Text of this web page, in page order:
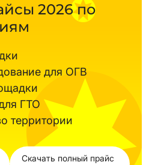
2026 по
для ОГВ
ГТО
территории
Скачать полный прайс